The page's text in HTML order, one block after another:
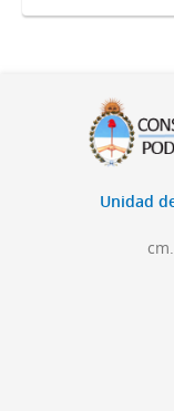
Unidad